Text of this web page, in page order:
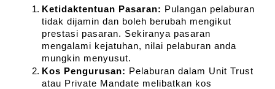
Ketidaktentuan Pasaran: Pulangan pelaburan
tidak dijamin dan boleh berubah mengikut
prestasi pasaran. Sekiranya pasaran
mengalami kejatuhan, nilai pelaburan anda
mungkin menyusut.
Kos Pengurusan: Pelaburan dalam Unit Trust
atau Private Mandate melibatkan kos